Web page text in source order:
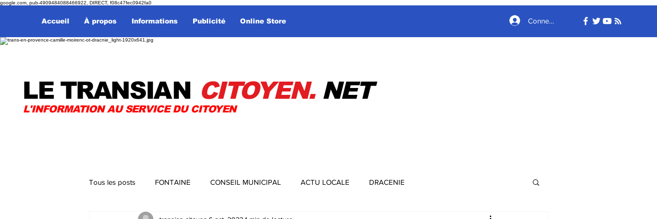
google.com, pub-4909484088466922, DIRECT, f08c47fec0942fa0
Accueil À propos Informations Publicité Online Store Connexion
LE TRANSIAN CITOYEN.NET
L'INFORMATION AU SERVICE DU CITOYEN
Tous les posts FONTAINE CONSEIL MUNICIPAL ACTU LOCALE DRACENIE